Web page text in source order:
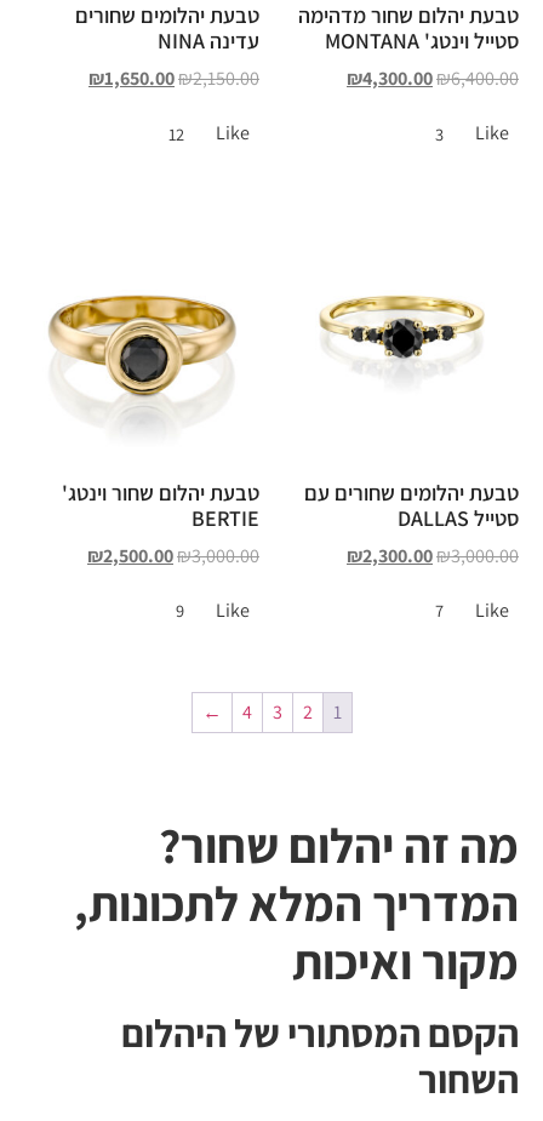
טבעת יהלום שחור מדהימה
סטייל וינטג' MONTANA
₪6,400.00
₪4,300.00
Like
3
טבעת יהלומים שחורים
עדינה NINA
₪2,150.00
₪1,650.00
Like
12
טבעת יהלומים שחורים עם
סטייל DALLAS
₪3,000.00
₪2,300.00
Like
7
טבעת יהלום שחור וינטג'
BERTIE
₪3,000.00
₪2,500.00
Like
9
1
2
3
4
←
מה זה יהלום שחור?
המדריך המלא לתכונות,
מקור ואיכות
הקסם המסתורי של היהלום
השחור